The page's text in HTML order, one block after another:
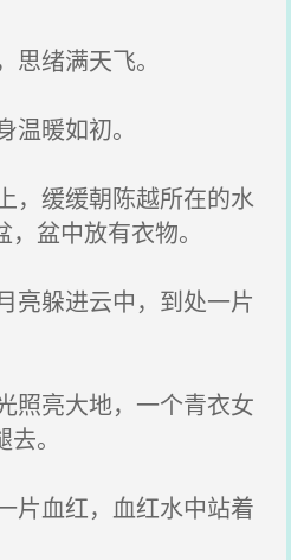
绪满天飞。
暖如初。
，缓缓朝陈越所在的水
盆中放有衣物。
躲进云中，到处一片
照亮大地，一个青衣女
。
片血红，血红水中站着